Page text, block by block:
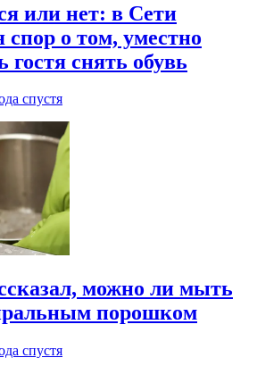
или нет: в Сети
спор о том, уместно
гостя снять обувь
спустя
можно ли мыть
порошком
спустя